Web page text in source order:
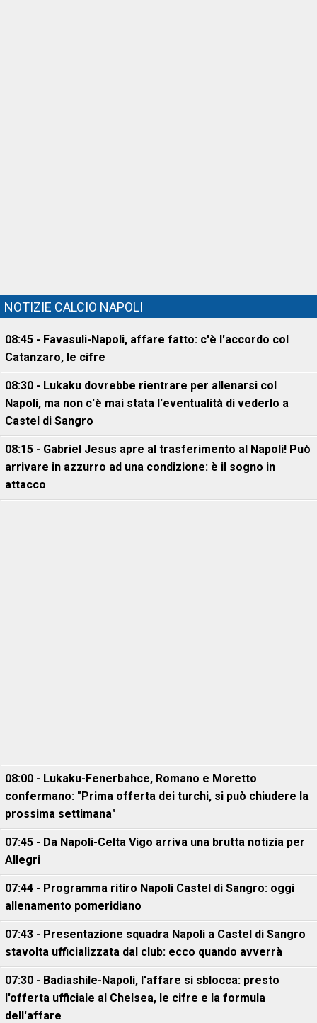
NOTIZIE CALCIO NAPOLI
08:45 - Favasuli-Napoli, affare fatto: c'è l'accordo col
Catanzaro, le cifre
08:30 - Lukaku dovrebbe rientrare per allenarsi col
Napoli, ma non c'è mai stata l'eventualità di vederlo a
Castel di Sangro
08:15 - Gabriel Jesus apre al trasferimento al Napoli! Può
arrivare in azzurro ad una condizione: è il sogno in
attacco
08:00 - Lukaku-Fenerbahce, Romano e Moretto
confermano: "Prima offerta dei turchi, si può chiudere la
prossima settimana"
07:45 - Da Napoli-Celta Vigo arriva una brutta notizia per
Allegri
07:44 - Programma ritiro Napoli Castel di Sangro: oggi
allenamento pomeridiano
07:43 - Presentazione squadra Napoli a Castel di Sangro
stavolta ufficializzata dal club: ecco quando avverrà
07:30 - Badiashile-Napoli, l'affare si sblocca: presto
l'offerta ufficiale al Chelsea, le cifre e la formula
dell'affare